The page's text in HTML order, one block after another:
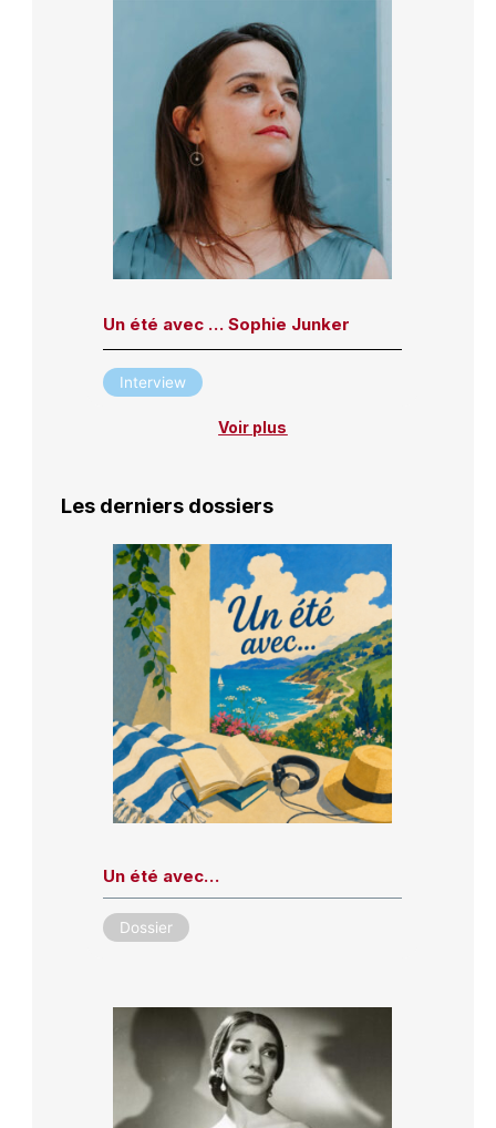
Un été avec … Sophie Junker
Interview
Voir plus
Les derniers dossiers
Un été avec…
Dossier